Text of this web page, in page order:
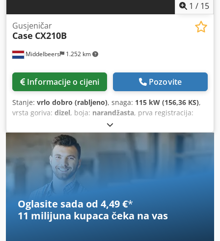
1 / 15
Middelbeers 1.252 km
Gusjeničar
Case CX210B
Informacije o cijeni Pozovite
Stanje: vrlo dobro (rabljeno), snaga: 115 kW (156,36 KS),
vrsta goriva: dizel, boja: narandžasta, prva registracija:
2012
Oglasite sada od 4,49 €*
11 milijuna kupaca čeka na vas